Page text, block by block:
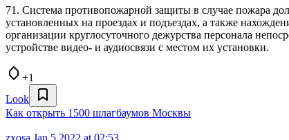
71. Система противопожарной защиты в случае пожара
установленных на проездах и подъездах, а также
организации круглосуточного дежурства персонала
устройстве видео- и аудиосвязи с местом их установки.
+1
Look
Как открыть 1500 шлагбаумов Москвы
zxosa Jan 5 2022 at 02:53